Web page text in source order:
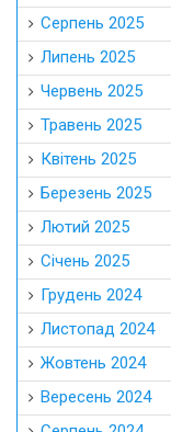
Серпень 2025
Липень 2025
Червень 2025
Травень 2025
Квітень 2025
Березень 2025
Лютий 2025
Січень 2025
Грудень 2024
Листопад 2024
Жовтень 2024
Вересень 2024